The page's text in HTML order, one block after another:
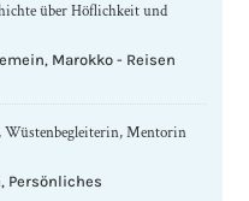
über Höflichkeit und
, Marokko - Reisen
Mentorin
, Persönliches